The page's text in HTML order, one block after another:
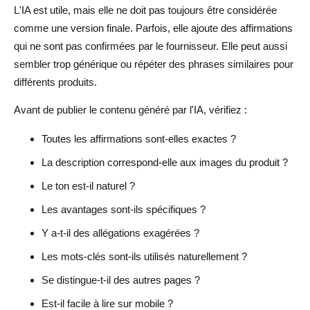
L'IA est utile, mais elle ne doit pas toujours être considérée
comme une version finale. Parfois, elle ajoute des affirmations
qui ne sont pas confirmées par le fournisseur. Elle peut aussi
sembler trop générique ou répéter des phrases similaires pour
différents produits.
Avant de publier le contenu généré par l'IA, vérifiez :
Toutes les affirmations sont-elles exactes ?
La description correspond-elle aux images du produit ?
Le ton est-il naturel ?
Les avantages sont-ils spécifiques ?
Y a-t-il des allégations exagérées ?
Les mots-clés sont-ils utilisés naturellement ?
Se distingue-t-il des autres pages ?
Est-il facile à lire sur mobile ?